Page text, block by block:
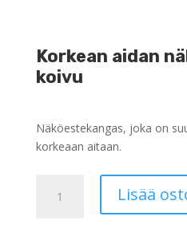
Korkean aidan
koivu
Näköestekangas, joka on
korkeaan aitaan.
aidan
Lisää